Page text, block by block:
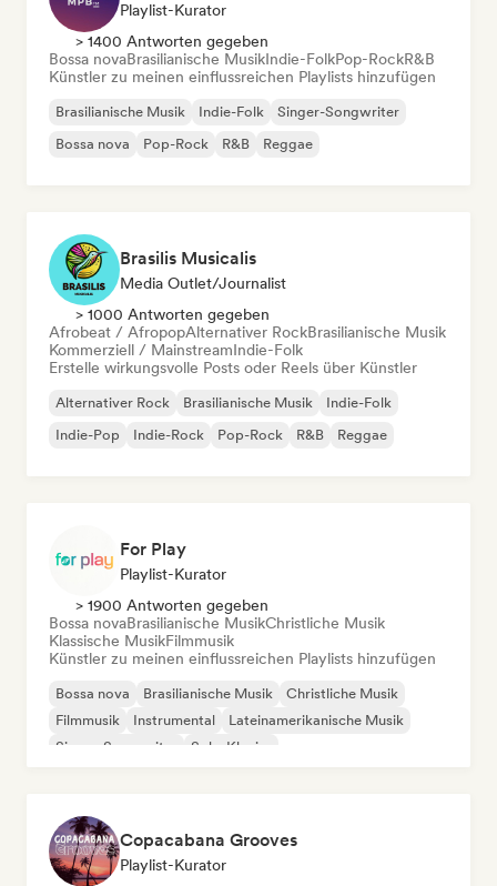
Playlist-Kurator
> 1400 Antworten gegeben
Bossa novaBrasilianische MusikIndie-FolkPop-RockR&B
Künstler zu meinen einflussreichen Playlists hinzufügen
Brasilianische Musik Indie-Folk
Singer-Songwriter
Bossa nova
Pop-Rock R&B Reggae
Brasilis Musicalis
Media Outlet/Journalist
> 1000 Antworten gegeben
Afrobeat / AfropopAlternativer RockBrasilianische Musik
Kommerziell / MainstreamIndie-Folk
Erstelle wirkungsvolle Posts oder Reels über Künstler
Alternativer Rock Brasilianische Musik
Indie-Folk
Indie-Pop
Indie-Rock Pop-Rock R&B Reggae
For Play
Playlist-Kurator
> 1900 Antworten gegeben
Bossa novaBrasilianische MusikChristliche Musik
Klassische MusikFilmmusik
Künstler zu meinen einflussreichen Playlists hinzufügen
Bossa nova Brasilianische Musik
Christliche Musik
Filmmusik
Instrumental
Lateinamerikanische Musik
Singer-Songwriter
Solo-Klavier
Copacabana Grooves
Playlist-Kurator